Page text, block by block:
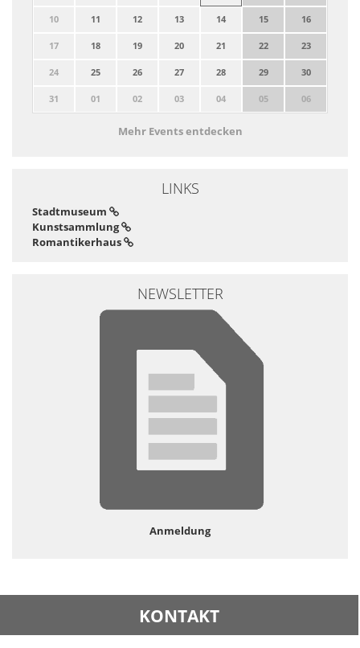
10 11 12 13 14 15 16
17 18 19 20 21 22 23
24 25 26 27 28 29 30
31 01 02 03 04 05 06
Mehr Events entdecken
LINKS
Stadtmuseum
Kunstsammlung
Romantikerhaus
NEWSLETTER
Anmeldung
KONTAKT